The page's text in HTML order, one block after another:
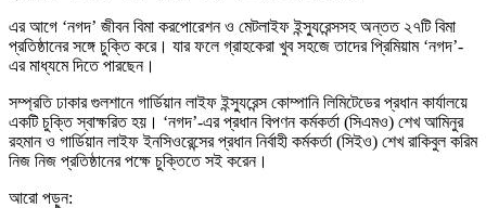
এর আগে ‘নগদ’ জীবন বিমা করপোরেশন ও মেটলাইফ ইন্স্যুরেন্সসহ অন্তত ২৭টি বিমা
প্রতিষ্ঠানের সঙ্গে চুক্তি করে। যার ফলে গ্রাহকেরা খুব সহজে তাদের প্রিমিয়াম ‘নগদ’-
এর মাধ্যমে দিতে পারছেন।
সম্প্রতি ঢাকার গুলশানে গার্ডিয়ান লাইফ ইন্স্যুরেন্স কোম্পানি লিমিটেডের প্রধান কার্যালয়ে
একটি চুক্তি স্বাক্ষরিত হয়। ‘নগদ’-এর প্রধান বিপণন কর্মকর্তা (সিএমও) শেখ আমিনুর
রহমান ও গার্ডিয়ান লাইফ ইনসিওরেন্সের প্রধান নির্বাহী কর্মকর্তা (সিইও) শেখ রাকিবুল করিম
নিজ নিজ প্রতিষ্ঠানের পক্ষে চুক্তিতে সই করেন।
আরো পড়ুন: